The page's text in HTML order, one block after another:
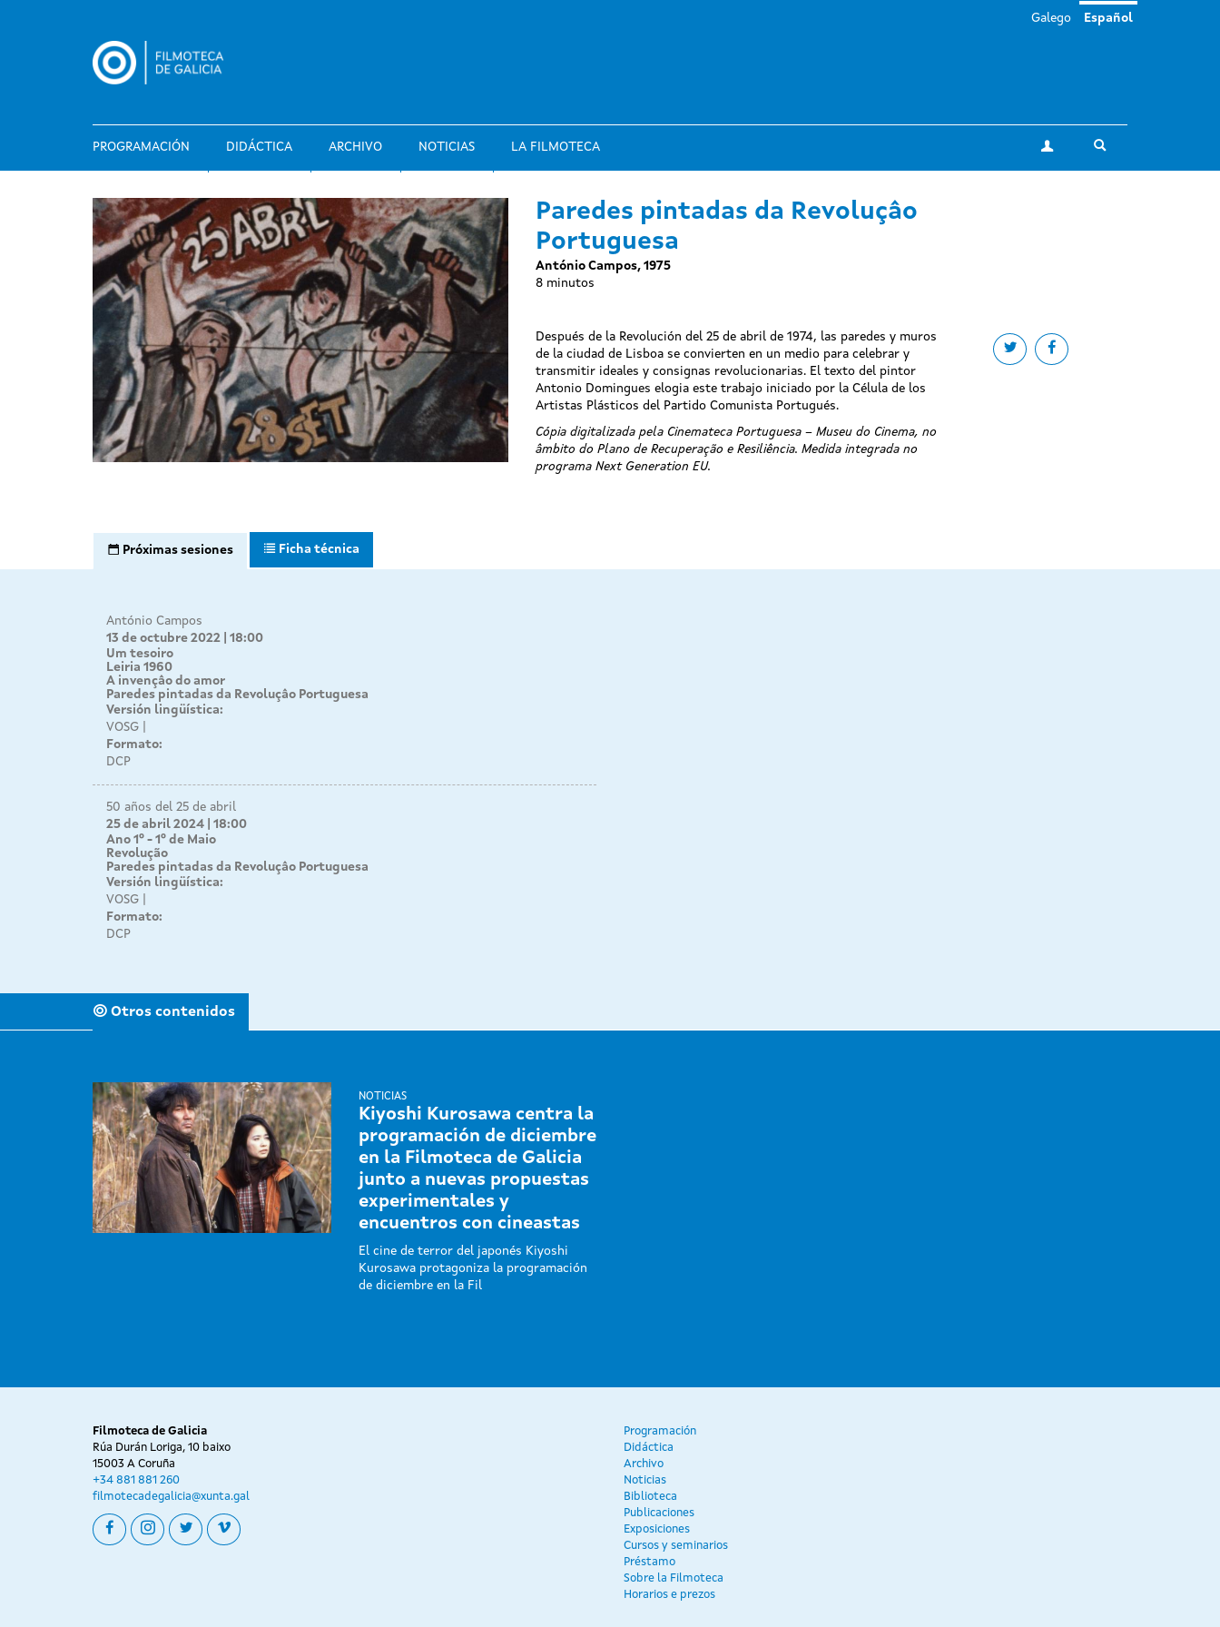
PROGRAMACIÓN DIDÁCTICA ARCHIVO NOTICIAS LA FILMOTECA Mi cuenta
Galego Español
Paredes pintadas da Revoluçâo
Portuguesa
António Campos, 1975
8 minutos
Share on twitter
Share on facebook
Después de la Revolución del 25 de abril de 1974, las paredes y muros
de la ciudad de Lisboa se convierten en un medio para celebrar y
transmitir ideales y consignas revolucionarias. El texto del pintor
Antonio Domingues elogia este trabajo iniciado por la Célula de los
Artistas Plásticos del Partido Comunista Portugués.
Cópia digitalizada pela Cinemateca Portuguesa – Museu do Cinema, no
âmbito do Plano de Recuperação e Resiliência. Medida integrada no
programa Next Generation EU.
Próximas sesiones Ficha técnica
António Campos
13 de octubre 2022 | 18:00
Um tesoiro
Leiria 1960
A invençâo do amor
Paredes pintadas da Revoluçâo Portuguesa
Versión lingüística:
VOSG
Formato:
DCP
50 años del 25 de abril
25 de abril 2024 | 18:00
Ano 1º - 1º de Maio
Revolução
Paredes pintadas da Revoluçâo Portuguesa
Versión lingüística:
VOSG
Formato:
DCP
Otros contenidos
NOTICIAS
Kiyoshi Kurosawa centra la
programación de diciembre
en la Filmoteca de Galicia
junto a nuevas propuestas
experimentales y
encuentros con cineastas
El cine de terror del japonés Kiyoshi
Kurosawa protagoniza la programación
de diciembre en la Fil
Filmoteca de Galicia
Rúa Durán Loriga, 10 baixo
15003 A Coruña
+34 881 881 260
filmotecadegalicia@xunta.gal
facebookinstagram
twittervimeo
Programación
Didáctica
Archivo
Noticias
Biblioteca
Publicaciones
Exposiciones
Cursos y seminarios
Préstamo
Sobre la Filmoteca
Horarios e prezos